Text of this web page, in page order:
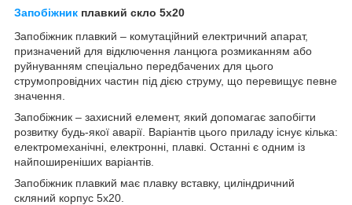
Запобіжник плавкий скло 5х20
Запобіжник плавкий – комутаційний електричний апарат,
призначений для відключення ланцюга розмиканням або
руйнуванням спеціально передбачених для цього
струмопровідних частин під дією струму, що перевищує певне
значення.
Запобіжник – захисний елемент, який допомагає запобігти
розвитку будь-якої аварії. Варіантів цього приладу існує кілька:
електромеханічні, електронні, плавкі. Останні є одним із
найпоширеніших варіантів.
Запобіжник плавкий має плавку вставку, циліндричний
скляний корпус 5х20.